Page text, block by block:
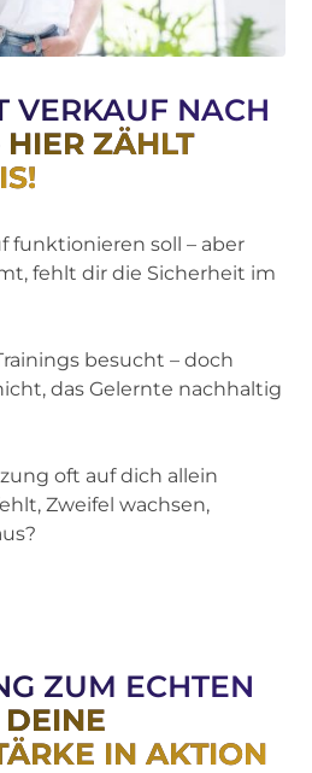
VERKAUF NACH
HIER ZÄHLT
funktionieren soll – aber
fehlt dir die Sicherheit im
besucht – doch
das Gelernte nachhaltig
oft auf dich allein
Zweifel wachsen,
ZUM ECHTEN
DEINE
IN AKTION